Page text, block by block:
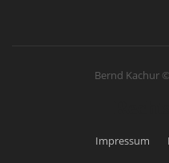
Bernd Kachur
Impressum